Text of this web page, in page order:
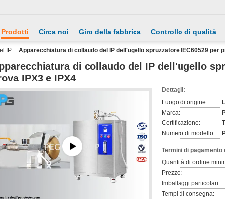
Prodotti Circa noi Giro della fabbrica Controllo di qualità
IP Apparecchiatura di collaudo del IP dell'ugello spruzzatore IEC60529 per
di collaudo del IP dell'ugello
IPX3 e IPX4
Dettagli:
Luogo di origine:
Marca:
Certificazione:
Numero di modello:
Termini di pagamento
Quantità di ordine
Prezzo:
Imballaggi particolari:
Tempi di consegna: